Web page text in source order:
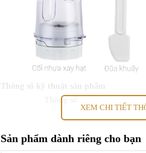
Thông số kỹ thuật sản phẩm
Thông số
Máy
Xay
XEM CHI TIẾT
Sản phẩm dành riêng cho bạn